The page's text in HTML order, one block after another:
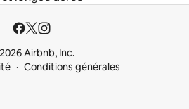
Airbnb, Inc.
Conditions générales